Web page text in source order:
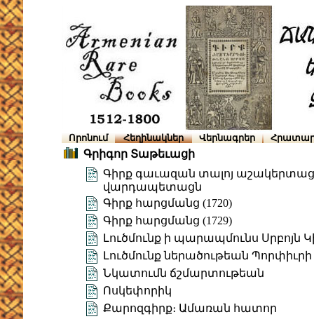
Որոնում Հեղինակներ Վերնագրեր
Գրիգոր Տաթեւացի
Գիրք գաւազան տալոյ
վարդապետացն
Գիրք հարցմանց (1720)
Գիրք հարցմանց (1729)
Լուծմունք ի պարապմունս Սրբոյն
Լուծմունք ներածութեան Պորփիւրի
Նկատումն ճշմարտութեան
Ոսկեփորիկ
Քարոզգիրք։ Ամառան հատոր